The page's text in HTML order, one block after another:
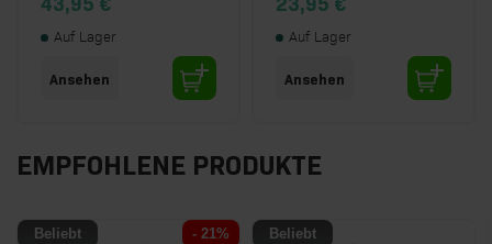
Auf Lager
Ansehen
Auf Lager
Ansehen
EMPFOHLENE PRODUKTE
Beliebt - 21% Beliebt